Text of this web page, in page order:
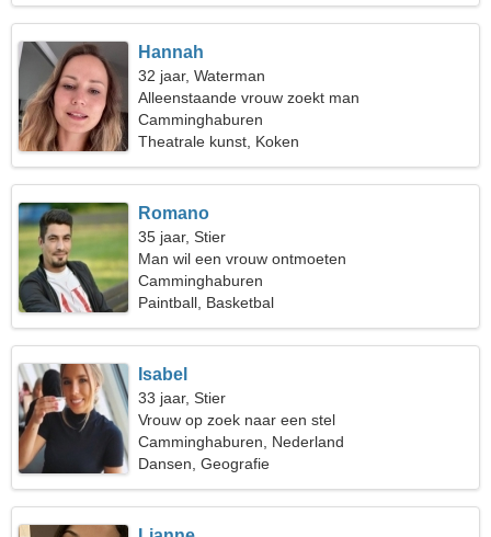
Hannah
32 jaar, Waterman
Alleenstaande vrouw zoekt man
Camminghaburen
Theatrale kunst, Koken
Romano
35 jaar, Stier
Man wil een vrouw ontmoeten
Camminghaburen
Paintball, Basketbal
Isabel
33 jaar, Stier
Vrouw op zoek naar een stel
Camminghaburen, Nederland
Dansen, Geografie